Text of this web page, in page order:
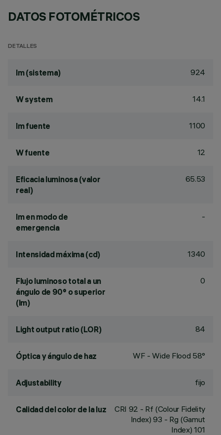
DATOS FOTOMÉTRICOS
DETALLES
lm (sistema) 924
W system 14.1
lm fuente 1100
W fuente 12
Eficacia luminosa (valor
real)
65.53
lm en modo de
emergencia
-
Intensidad máxima (cd) 1340
Flujo luminoso total a un
ángulo de 90° o superior
(lm)
0
Light output ratio (LOR) 84
Óptica y ángulo de haz WF - Wide Flood 58°
Adjustability fijo
Calidad del color de la luz CRI 92 - Rf (Colour Fidelity
Index) 93 - Rg (Gamut
Index) 101